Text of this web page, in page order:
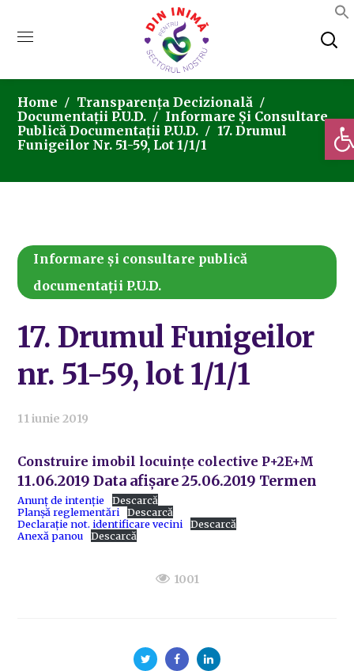
Home
Transparența Decizională
Documentații P.U.D.
Informare Și Consultare
Publică Documentații P.U.D.
17. Drumul
Funigeilor Nr. 51-59, Lot 1/1/1
Informare și consultare publică
documentații P.U.D.
17. Drumul Funigeilor
nr. 51-59, lot 1/1/1
11 iunie 2019
Construire imobil locuințe colective P+2E+M
11.06.2019 Data afișare 25.06.2019 Termen
Anunț de intenție
Descarcă
Planșă reglementări
Descarcă
Declarație not. identificare vecini
Descarcă
Anexă panou
Descarcă
1001